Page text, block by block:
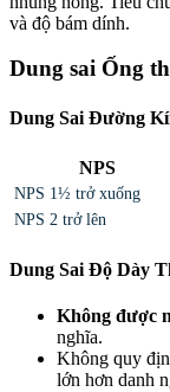
và độ bám dính.
Dung sai Ống
Dung Sai Đường
NPS
NPS 1½ trở xuống
NPS 2 trở lên
Dung Sai Độ Dày
Không được
nghĩa.
Không quy
lớn hơn danh